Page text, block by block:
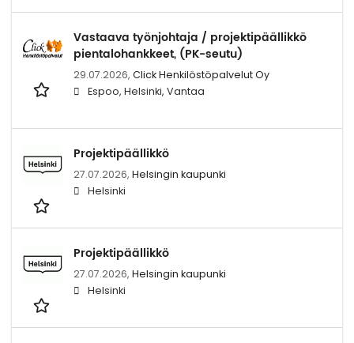
Vastaava työnjohtaja / projektipäällikkö
pientalohankkeet, (PK-seutu)
29.07.2026, Click Henkilöstöpalvelut Oy
Espoo, Helsinki, Vantaa
Projektipäällikkö
27.07.2026, Helsingin kaupunki
Helsinki
Projektipäällikkö
27.07.2026, Helsingin kaupunki
Helsinki